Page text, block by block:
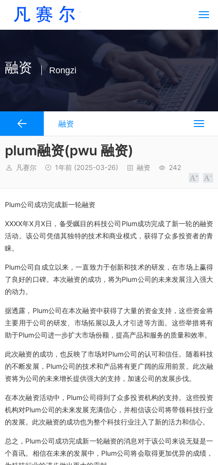
融资 Rongzi
融资
plum融资(pwu 融资)
凡赛尔 1年前 (2025-03-26) 融资 242
Plum公司成功完成新一轮融资
XXXX年X月X日，备受瞩目的科技公司Plum成功完成了新一轮的融资
活动。该公司凭借其独特的技术和商业模式，获得了众多投资者的青
睐。
Plum公司自成立以来，一直致力于创新和技术的研发，在市场上赢得
了良好的口碑。本次融资的成功，将为Plum公司的未来发展注入强大
的动力。
据透露，Plum公司在本次融资中获得了大量的资金支持，这些资金将
主要用于公司的研发、市场拓展以及人才引进等方面。这些举措将有
助于Plum公司进一步扩大市场份额，提高产品和服务的质量和效率。
此次融资的成功，也反映了市场对Plum公司的认可和信任。随着科技
的不断发展，Plum公司的技术和产品将有更广阔的应用前景。此次融
资将为公司的未来增长提供强大的支持，加速公司的发展步伐。
在本次融资活动中，Plum公司得到了众多投资机构的支持。这些投资
机构对Plum公司的未来发展充满信心，并相信该公司将带领科技行业
的发展。此次融资的成功也为整个科技行业注入了新的活力和信心。
总之，Plum公司成功完成新一轮融资的消息对于该公司来说无疑是一
个喜讯。相信在未来的发展中，Plum公司将会取得更加优异的成绩，